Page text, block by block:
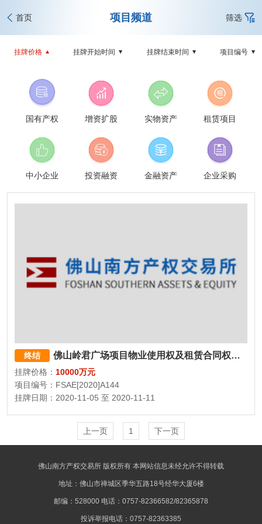
首页 项目频道 筛选
挂牌价格 挂牌开始时间 挂牌结束时间 项目编号
国有产权 增资扩股 实物资产 租赁项目
中小企业 投资融资 金融资产 企业采购
终结 佛山岭君广场项目物业使用权及租赁合同权利义务
挂牌价格： 10000万元
项目编号：FSAE[2020]A144
挂牌日期：2020-11-05 至 2020-11-11
上一页 1 下一页
佛山南方产权交易所 版权所有 本网站信息未经允许不得转载
地址：佛山市禅城区季华五路18号经华大厦6楼
邮编：528000 电话：0757-82366582/82365878
投诉举报电话：0757-82363385